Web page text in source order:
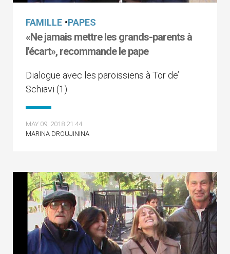
FAMILLE •PAPES
«Ne jamais mettre les grands-parents à
l'écart», recommande le pape
Dialogue avec les paroissiens à Tor de’
Schiavi (1)
MAY 09, 2018 21:44
MARINA DROUJININA